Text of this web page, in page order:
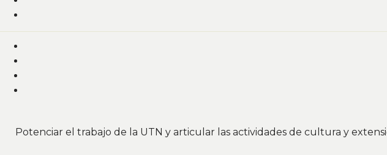
Potenciar el trabajo de la UTN y articular las actividades de cultura y